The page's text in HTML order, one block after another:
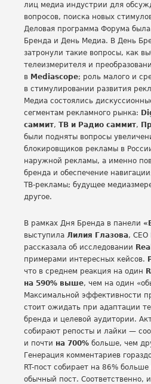
лиц медиа индустрии для
вопросов, поиска новых
Деловая программа Форума
Бренда и День Медиа. В День
затронули такие вопросы, как
телеизмерителя и
в Mediascope; роль малого и
в стимулировании развития
Медиа состоялись
сегментам рекламного рынка:
саммит, ТВ и Радио саммит,
были подняты вопросы
блокировщиков рекламы в
наружной рекламы, а именно
бренда и обеспечение
ТВ-рекламы; будущее
другое.
В рамках Дня Бренда в панели
выступила Лилия Глазова,
рассказала об исследовании
примерами интересных кейсов.
что в среднем реакция на один
на 590% выше, чем на один
Максимальной эффективности
стоит ожидать при адаптации
бренда и целевой аудитории.
собирают репосты и лайки —
и почти на 700% больше, чем
Генерация комментариев
RT-пост собирает на 86%
обычный пост. Соответственно,